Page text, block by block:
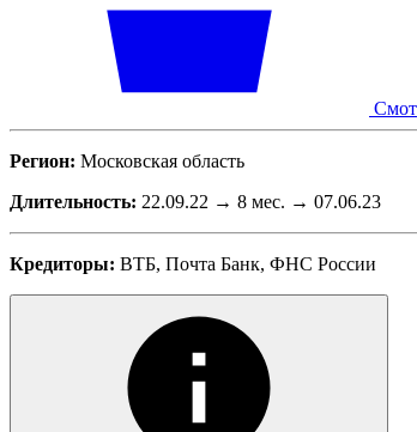
Регион: Московская область
Длительность: 22.09.22 → 8 мес. → 07.06.23
Кредиторы: ВТБ, Почта Банк, ФНС России